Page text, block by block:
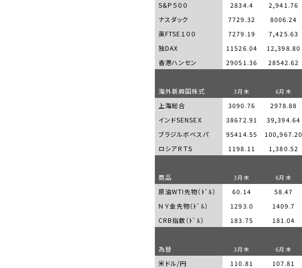
S&P ５００ 2834.4 2,941.76
ナスダック
7729.32 8006.24
英FTSE １００ 7279.19 7,425.63
独DAX 11526.04 12,398.80
香港ハンセン
29051.36 28542.62
海外新興国株式 3月末 6月末
上海総合 3090.76 2978.88
インドSENSEX 38672.91 39,394.64
ブラジルボベスパ
95414.55 100,967.20
ロシアＲＴＳ
1198.11 1,380.52
商品 3月末 6月末
原油WTI先物（ﾄﾞﾙ） 60.14 58.47
ＮＹ金先物（ﾄﾞﾙ）
1293.0 1409.7
CRB指数（ﾄﾞﾙ） 183.75 181.04
為替 3月末 6月末
米ドル/円 110.81 107.81